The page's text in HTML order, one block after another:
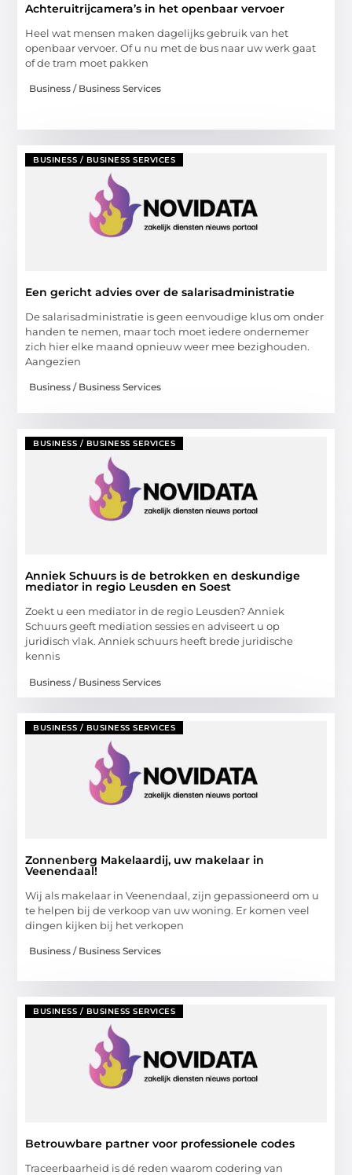
Achteruitrijcamera’s in het openbaar vervoer
Heel wat mensen maken dagelijks gebruik van het
openbaar vervoer. Of u nu met de bus naar uw werk gaat
of de tram moet pakken
Business / Business Services
BUSINESS / BUSINESS SERVICES
Een gericht advies over de salarisadministratie
De salarisadministratie is geen eenvoudige klus om onder
handen te nemen, maar toch moet iedere ondernemer
zich hier elke maand opnieuw weer mee bezighouden.
Aangezien
Business / Business Services
BUSINESS / BUSINESS SERVICES
Anniek Schuurs is de betrokken en deskundige
mediator in regio Leusden en Soest
Zoekt u een mediator in de regio Leusden? Anniek
Schuurs geeft mediation sessies en adviseert u op
juridisch vlak. Anniek schuurs heeft brede juridische
kennis
Business / Business Services
BUSINESS / BUSINESS SERVICES
Zonnenberg Makelaardij, uw makelaar in
Veenendaal!
Wij als makelaar in Veenendaal, zijn gepassioneerd om u
te helpen bij de verkoop van uw woning. Er komen veel
dingen kijken bij het verkopen
Business / Business Services
BUSINESS / BUSINESS SERVICES
Betrouwbare partner voor professionele codes
Traceerbaarheid is dé reden waarom codering van